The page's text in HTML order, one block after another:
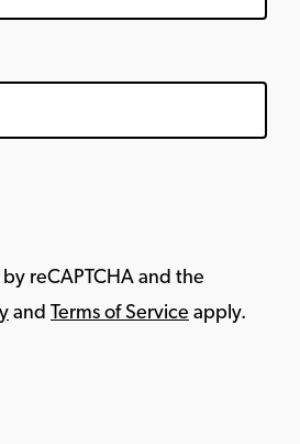
reCAPTCHA and the
and Terms of Service apply.